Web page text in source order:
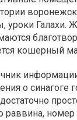
Галахи.
кошерный
информации
о синагоге
раввина,